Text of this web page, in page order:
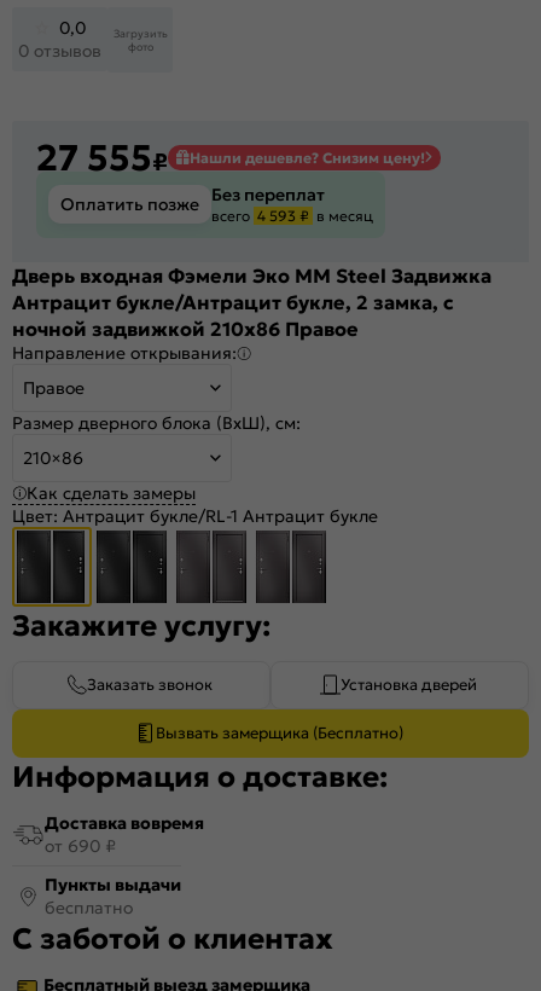
0,0
0 отзывов
Загрузить
фото
27 555₽ Нашли дешевле? Снизим цену!
Оплатить позже Без переплат
всего 4 593 ₽ в месяц
Дверь входная Фэмели Эко ММ Steel Задвижка
Антрацит букле/Антрацит букле, 2 замка, с
ночной задвижкой 210x86 Правое
Направление открывания:
Правое
Размер дверного блока (ВхШ), см:
210×86
Как сделать замеры
Цвет: Антрацит букле/RL-1 Антрацит букле
Закажите услугу:
Заказать звонок Установка дверей
Вызвать замерщика (Бесплатно)
Информация о доставке:
Доставка вовремя
от 690 ₽
Пункты выдачи
бесплатно
С заботой о клиентах
Бесплатный выезд замерщика